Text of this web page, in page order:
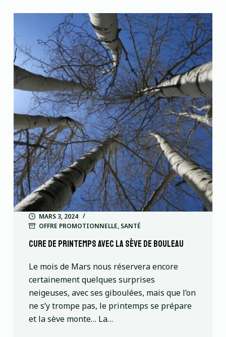
MARS 3, 2024
OFFRE PROMOTIONNELLE, SANTÉ
Cure de printemps avec la sève de bouleau
Le mois de Mars nous réservera encore
certainement quelques surprises
neigeuses, avec ses giboulées, mais que l’on
ne s’y trompe pas, le printemps se prépare
et la sève monte… La…